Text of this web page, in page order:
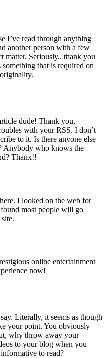
I’ve read through anything
another person with a few
matter. Seriously.. thank you
that is required on
dude! Thank you,
with your RSS. I don’t
to it. Is there anyone else
Anybody who knows the
Thanx!!
I looked on the web for
most people will go
online entertainment
now!
Literally, it seems as though
your point. You obviously
why throw away your
to your blog when you
to read?